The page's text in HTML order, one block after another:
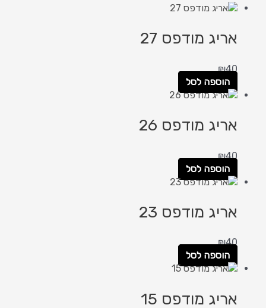
אריג מודפס 27
₪40
הוספה לסל
אריג מודפס 26
₪40
הוספה לסל
אריג מודפס 23
₪40
הוספה לסל
אריג מודפס 15